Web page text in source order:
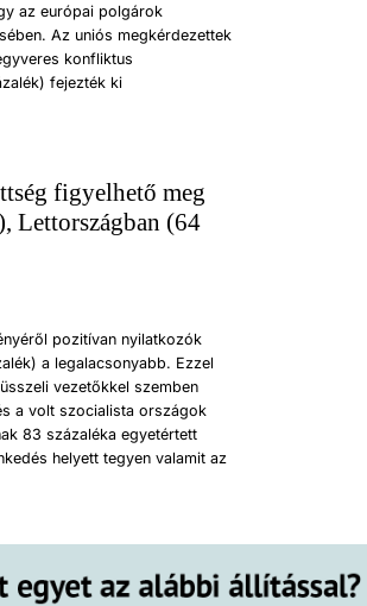
az európai polgárok
Az uniós megkérdezettek
konfliktus
fejezték ki
figyelhető meg
Lettországban (64
pozitívan nyilatkozók
a legalacsonyabb. Ezzel
vezetőkkel szemben
a volt szocialista országok
83 százaléka egyetértett
helyett tegyen valamit az